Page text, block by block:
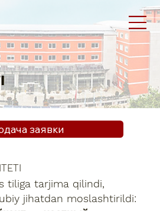
tiliga tarjima qilindi,
jihatdan moslashtirildi:
заявки